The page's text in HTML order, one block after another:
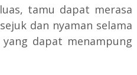
tamu dapat merasa
dan nyaman selama
dapat menampung